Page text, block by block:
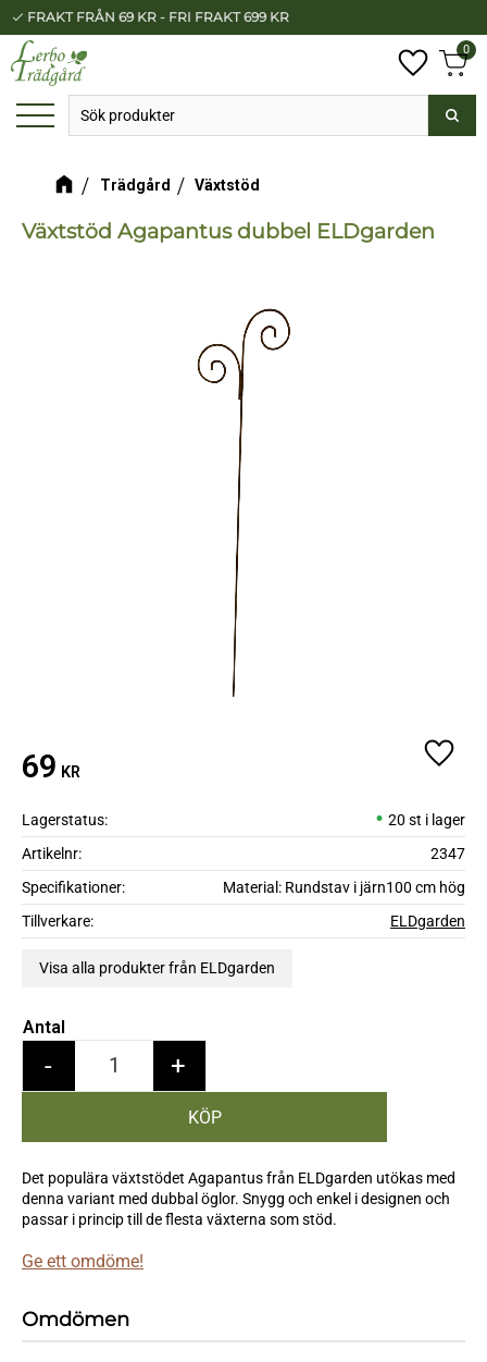
Meny
check FRAKT FRÅN 69 KR - FRI FRAKT 699 KR
check BETALA SÄKERT MED KLARNA
0
Trädgård Växtstöd
Växtstöd Agapantus dubbel ELDgarden
69 KR
Antal
+
-
Lägg
Det populära växtstödet Agapantus från ELDgarden utökas med
denna variant med dubbal öglor. Snygg och enkel i designen och
passar i princip till de flesta växterna som stöd.
Lagerstatus
20 st i lager
Artikelnr
2347
Specifikationer
Material: Rundstav i järn100 cm hög
Tillverkare
ELDgarden
Visa alla produkter från ELDgarden
Ge ett omdöme!
Omdömen